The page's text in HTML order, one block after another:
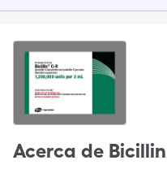
Acerca de